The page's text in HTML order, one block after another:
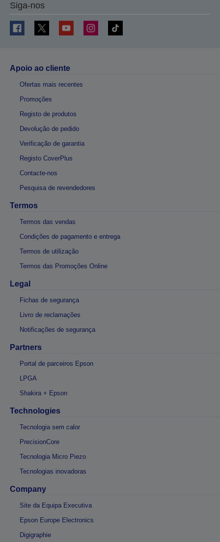
Siga-nos
Apoio ao cliente
Ofertas mais recentes
Promoções
Registo de produtos
Devolução de pedido
Verificação de garantia
Registo CoverPlus
Contacte-nos
Pesquisa de revendedores
Termos
Termos das vendas
Condições de pagamento e entrega
Termos de utilização
Termos das Promoções Online
Legal
Fichas de segurança
Livro de reclamações
Notificações de segurança
Partners
Portal de parceiros Epson
LPGA
Shakira + Epson
Technologies
Tecnologia sem calor
PrecisionCore
Tecnologia Micro Piezo
Tecnologias inovadoras
Company
Site da Equipa Executiva
Epson Europe Electronics
Digigraphie